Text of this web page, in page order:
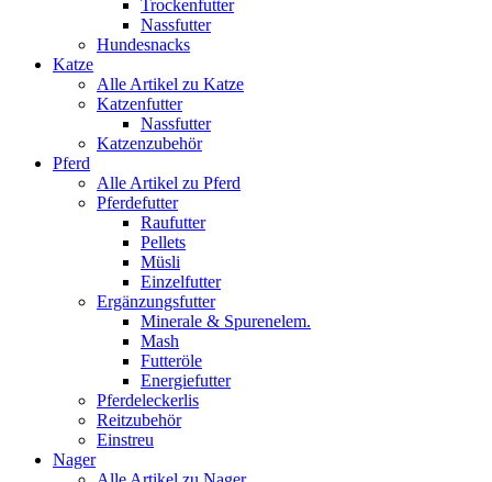
Trockenfutter
Nassfutter
Hundesnacks
Katze
Alle Artikel zu Katze
Katzenfutter
Nassfutter
Katzenzubehör
Pferd
Alle Artikel zu Pferd
Pferdefutter
Raufutter
Pellets
Müsli
Einzelfutter
Ergänzungsfutter
Minerale & Spurenelem.
Mash
Futteröle
Energiefutter
Pferdeleckerlis
Reitzubehör
Einstreu
Nager